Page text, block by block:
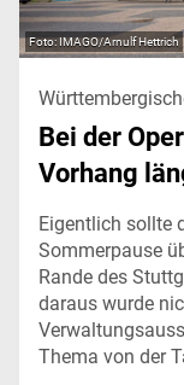
IMAGO/Arnulf Hettrich
Bei der
Vorhang
Eigentlich sollte
Sommerpause
Rande des
daraus wurde
Thema von der